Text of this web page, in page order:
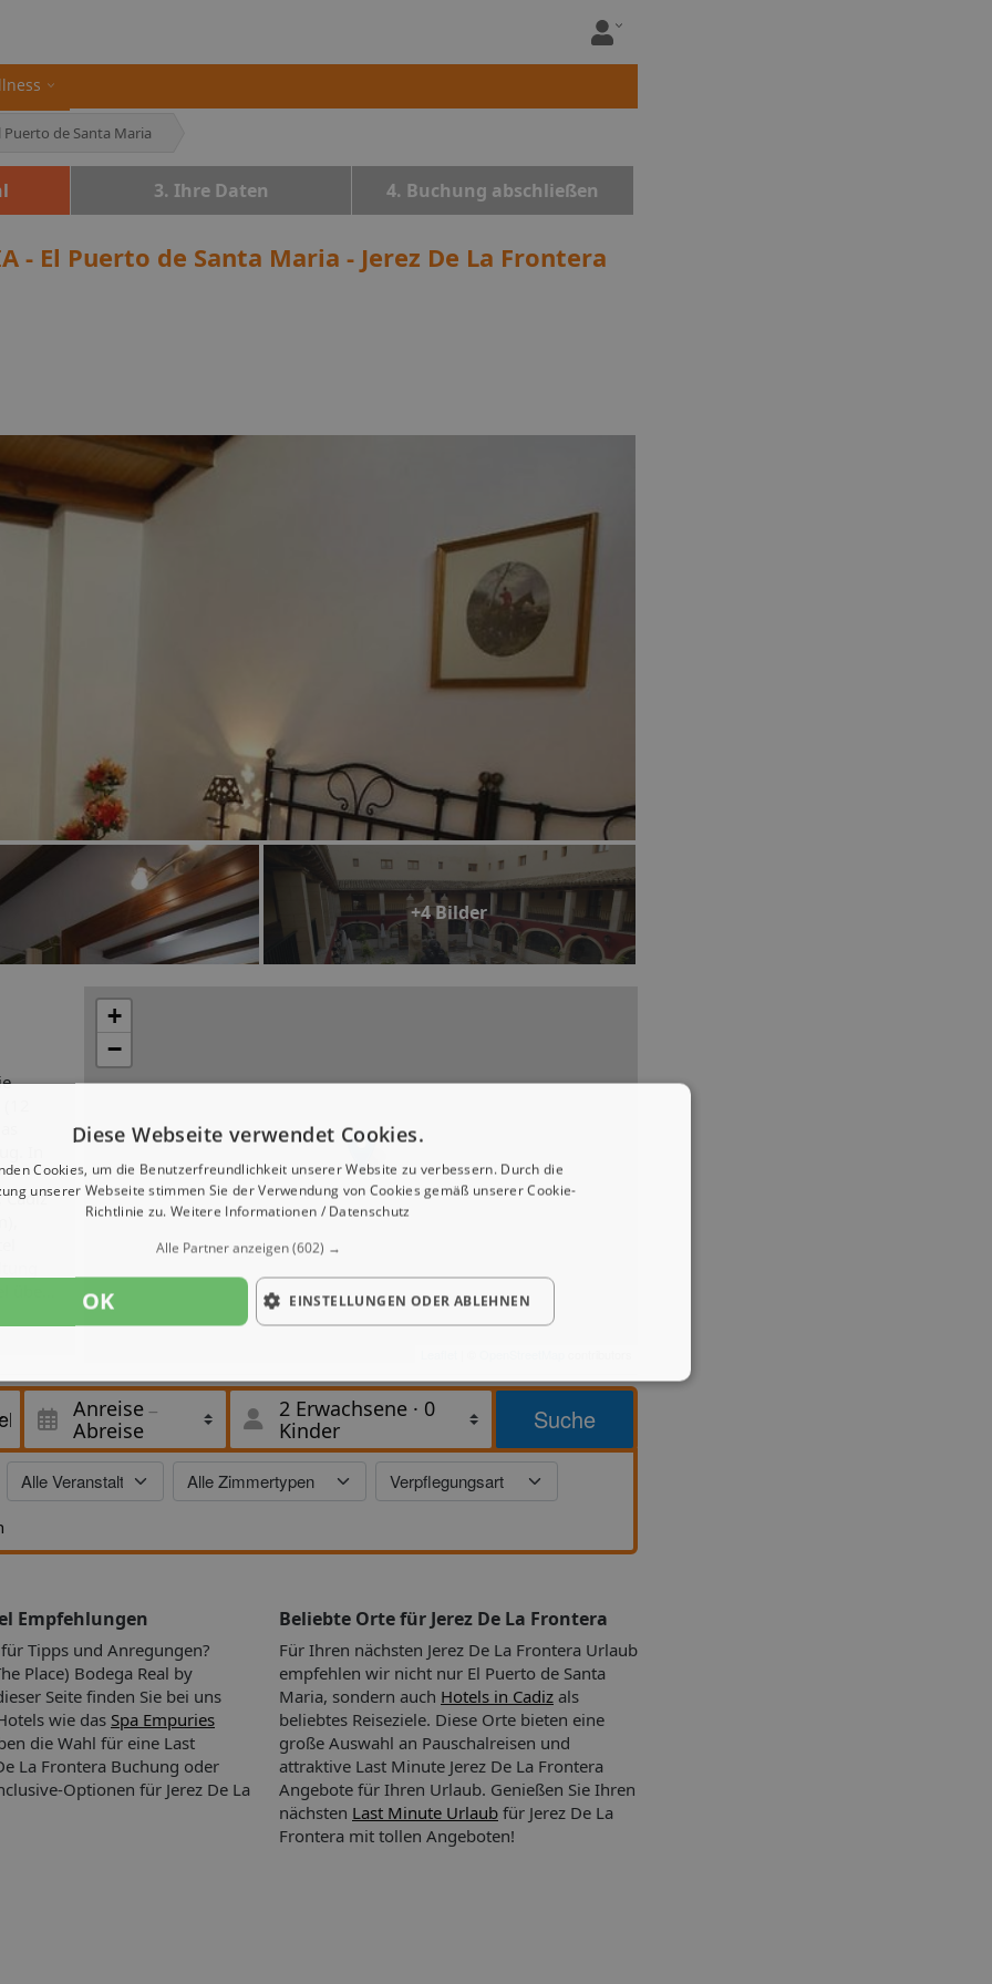
Puerto de Santa Maria
3. Ihre Daten 4. Buchung abschließen
- El Puerto de Santa Maria - Jerez De La Frontera
+4 Bilder
In
über
am
am
nach
+
−
Anreise
Abreise
2 Erwachsene · 0
Kinder
Suche
Empfehlungen
Tipps und Anregungen?
Place) Bodega Real by
Seite finden Sie bei uns
wie das Spa Empuries
die Wahl für eine Last
La Frontera Buchung oder
Optionen für Jerez De La
Beliebte Orte für Jerez De La Frontera
Für Ihren nächsten Jerez De La Frontera Urlaub
empfehlen wir nicht nur El Puerto de Santa
Maria, sondern auch Hotels in Cadiz als
beliebtes Reiseziele. Diese Orte bieten eine
große Auswahl an Pauschalreisen und
attraktive Last Minute Jerez De La Frontera
Angebote für Ihren Urlaub. Genießen Sie Ihren
nächsten Last Minute Urlaub für Jerez De La
Frontera mit tollen Angeboten!
Diese Webseite verwendet Cookies.
Cookies, um die Benutzerfreundlichkeit unserer Website zu verbessern. Durch die
unserer Webseite stimmen Sie der Verwendung von Cookies gemäß unserer Cookie-
Richtlinie zu. Weitere Informationen / Datenschutz
Alle Partner anzeigen(602) →
OK EINSTELLUNGEN ODER ABLEHNEN